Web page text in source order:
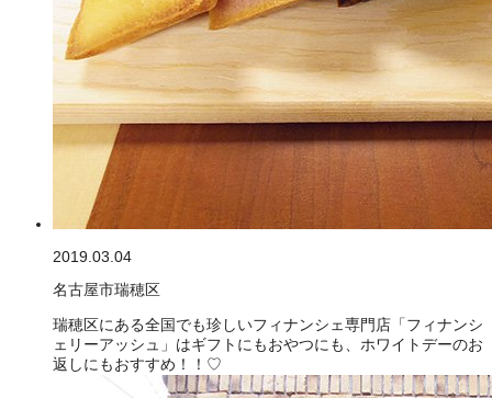
2019.03.04
名古屋市瑞穂区
瑞穂区にある全国でも珍しいフィナンシェ専門店「フィナンシ
ェリーアッシュ」はギフトにもおやつにも、ホワイトデーのお
返しにもおすすめ！！♡